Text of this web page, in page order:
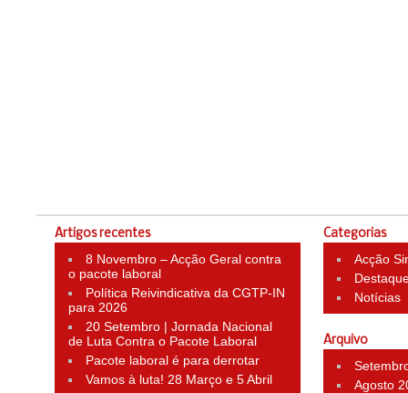
Artigos recentes
8 Novembro – Acção Geral contra
o pacote laboral
Política Reivindicativa da CGTP-IN
para 2026
20 Setembro | Jornada Nacional
de Luta Contra o Pacote Laboral
Pacote laboral é para derrotar
Vamos à luta! 28 Março e 5 Abril
Categorias
Acção
Notícias
Arquivo
Agosto